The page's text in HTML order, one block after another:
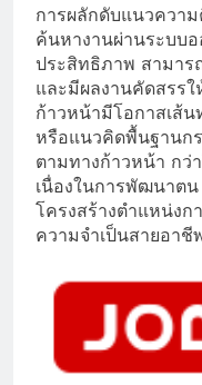
การผลักดับแนวควา
ค้นหางานผ่านระบบ
ประสิทธิภาพ สามาร
และมีผลงานคัดสรร
ก้าวหน้ามีโอกาสเส้
หรือแนวคิดพื้นฐานก
ตามทางก้าวหน้า กว่
เนื่องในการพัฒนาต
โครงสร้างตำแหน่ง
ความจำเป็นสายอา